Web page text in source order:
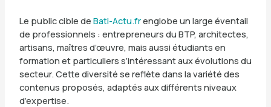
Le public cible de Bati-Actu.frenglobe un large éventail
de professionnels : entrepreneurs du BTP, architectes,
artisans, maîtres d’œuvre, mais aussi étudiants en
formation et particuliers s’intéressant aux évolutions du
secteur. Cette diversité se reflète dans la variété des
contenus proposés, adaptés aux différents niveaux
d’expertise.